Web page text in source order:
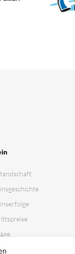
& Sponsoren